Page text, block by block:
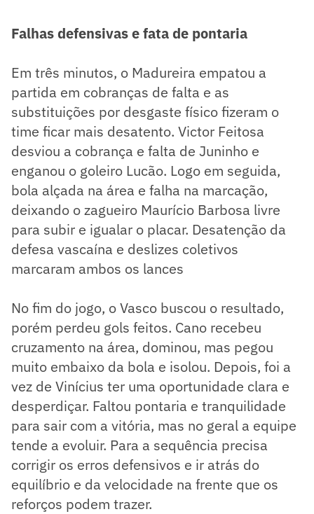
Falhas defensivas e fata de pontaria
Em três minutos, o Madureira empatou a
partida em cobranças de falta e as
substituições por desgaste físico fizeram o
time ficar mais desatento. Victor Feitosa
desviou a cobrança e falta de Juninho e
enganou o goleiro Lucão. Logo em seguida,
bola alçada na área e falha na marcação,
deixando o zagueiro Maurício Barbosa livre
para subir e igualar o placar. Desatenção da
defesa vascaína e deslizes coletivos
marcaram ambos os lances
No fim do jogo, o Vasco buscou o resultado,
porém perdeu gols feitos. Cano recebeu
cruzamento na área, dominou, mas pegou
muito embaixo da bola e isolou. Depois, foi a
vez de Vinícius ter uma oportunidade clara e
desperdiçar. Faltou pontaria e tranquilidade
para sair com a vitória, mas no geral a equipe
tende a evoluir. Para a sequência precisa
corrigir os erros defensivos e ir atrás do
equilíbrio e da velocidade na frente que os
reforços podem trazer.